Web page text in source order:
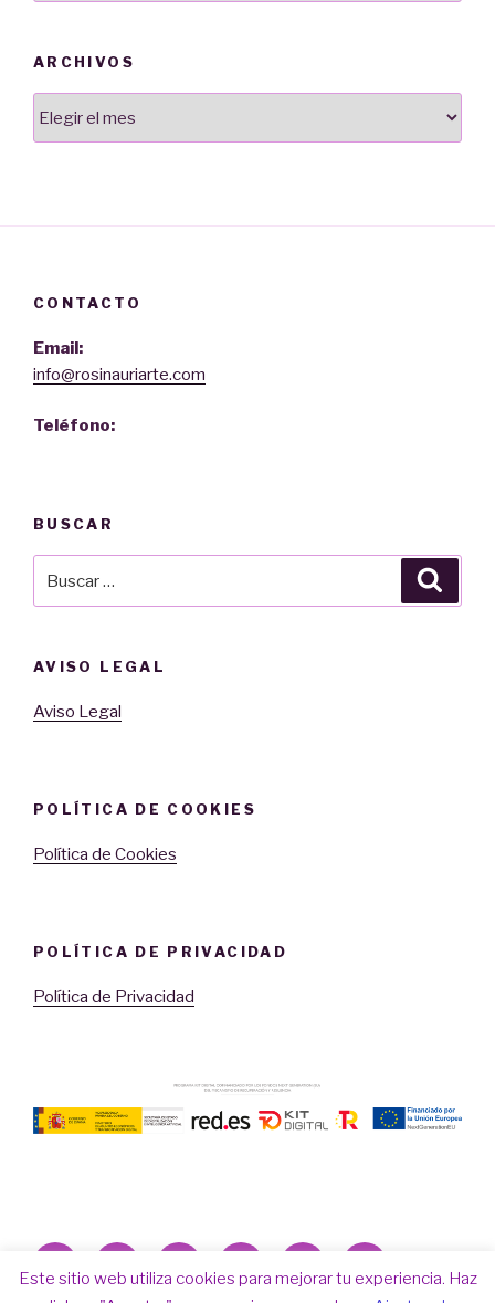
ARCHIVOS
CONTACTO
Email:
info@rosinauriarte.com
Teléfono:
BUSCAR
AVISO LEGAL
Aviso Legal
POLÍTICA DE COOKIES
Política de Cookies
POLÍTICA DE PRIVACIDAD
Política de Privacidad
FacebookTwitterInstagramCorreo
electrónico
YoutubeLinkedIn
Este sitio web utiliza cookies para mejorar tu experiencia. Haz